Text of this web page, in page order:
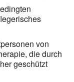
von
die durch
geschützt